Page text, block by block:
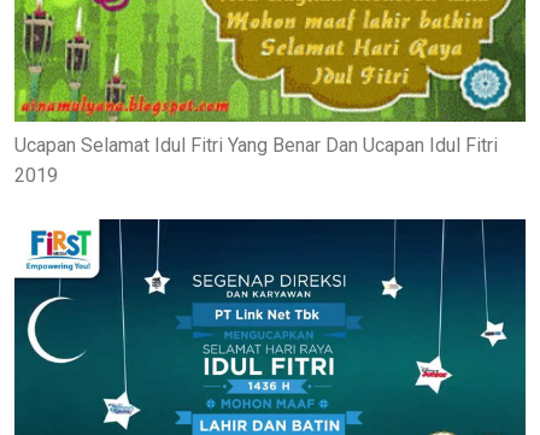
Ucapan Selamat Idul Fitri Yang Benar Dan Ucapan Idul Fitri
2019